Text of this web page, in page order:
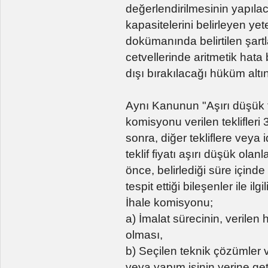
değerlendirilmesinin
kapasitelerini belirleyen
dokümanında belirtilen
cetvellerinde aritmetik hata
dışı bırakılacağı hüküm
Aynı Kanunun "Aşırı
komisyonu verilen teklifleri
sonra, diğer tekliflere veya
teklif fiyatı aşırı düşük
önce, belirlediği süre
tespit ettiği bileşenler ile ilgili
İhale komisyonu;
a) İmalat sürecinin, verilen
olması,
b) Seçilen teknik çözümler